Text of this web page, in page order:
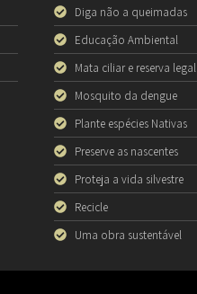
Diga não a queimadas
Educação Ambiental
Mata ciliar e reserva legal
Mosquito da dengue
Plante espécies Nativas
Preserve as nascentes
Proteja a vida silvestre
Recicle
Uma obra sustentável